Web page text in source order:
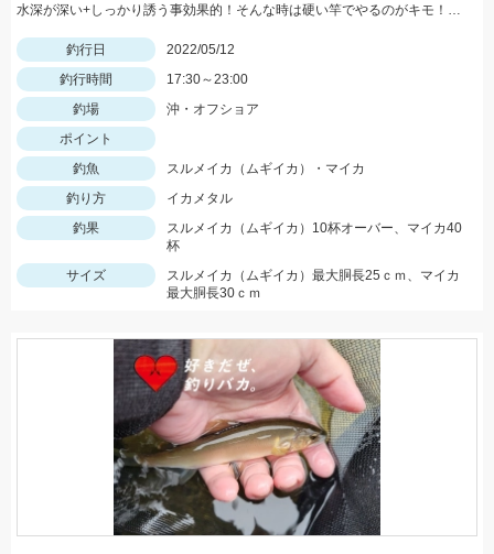
水深が深い+しっかり誘う事効果的！そんな時は硬い竿でやるのがキモ！スッテなどはベーシックなカラーでＯＫ！まだ肌寒いので気を付けてくださいね♪
釣行日
2022/05/12
釣行時間
17:30～23:00
釣場
沖・オフショア
ポイント
釣魚
スルメイカ（ムギイカ）・マイカ
釣り方
イカメタル
釣果
スルメイカ（ムギイカ）10杯オーバー、マイカ40
杯
サイズ
スルメイカ（ムギイカ）最大胴長25ｃｍ、マイカ
最大胴長30ｃｍ